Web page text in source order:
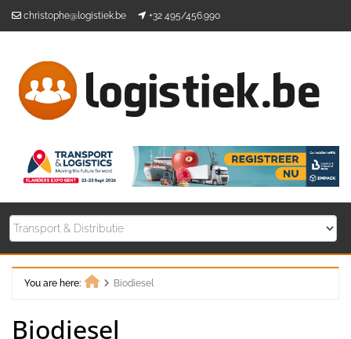
christophe@logistiek.be +32 495/456.990
You are here:
Biodiesel
Biodiesel